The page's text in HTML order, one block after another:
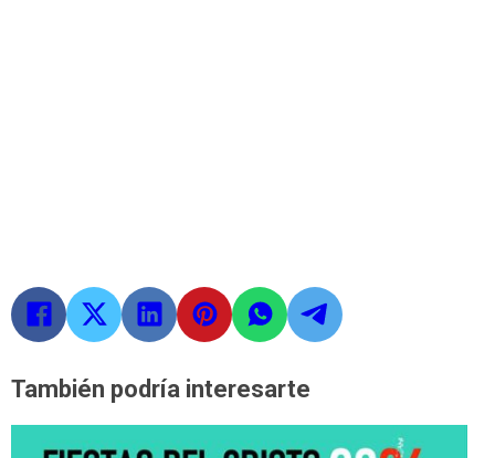
También podría interesarte